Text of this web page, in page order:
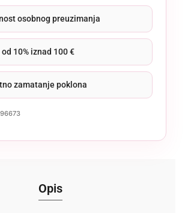
osobnog preuzimanja
10% iznad 100 €
zamatanje poklona
96673
Opis